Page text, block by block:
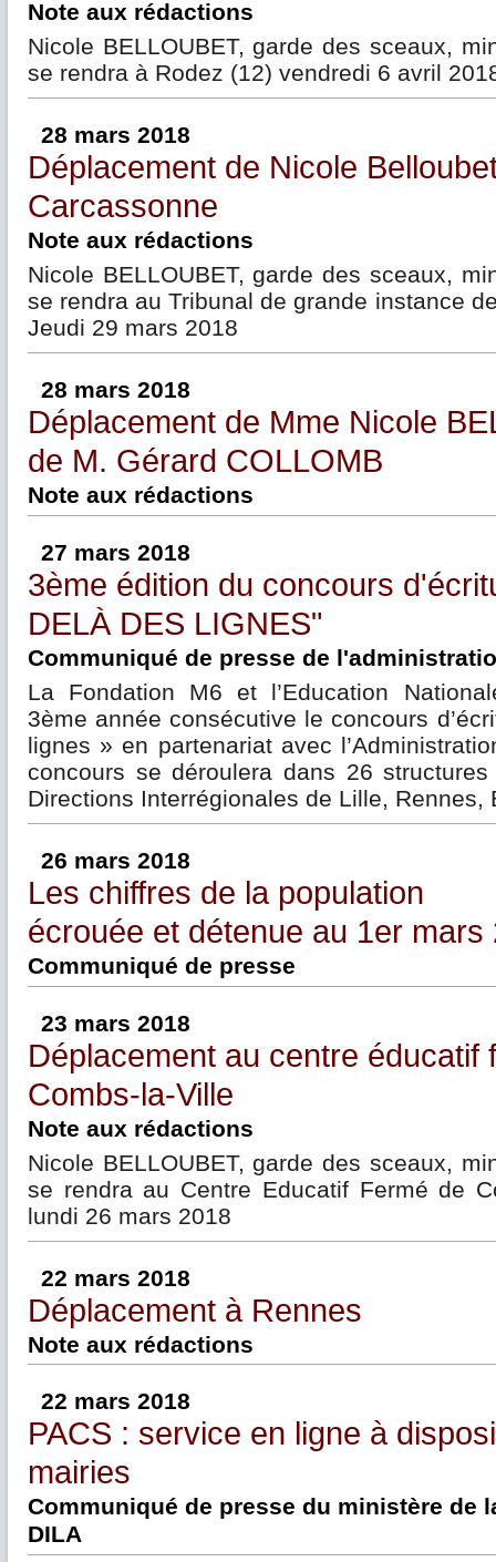
Note aux rédactions
Nicole BELLOUBET, garde des sceaux,
se rendra à Rodez (12) vendredi 6 avril
28 mars 2018
Déplacement de Nicole
Carcassonne
Note aux rédactions
Nicole BELLOUBET, garde des sceaux,
se rendra au Tribunal de grande instance
Jeudi 29 mars 2018
28 mars 2018
Déplacement de Mme Nicole
de M. Gérard COLLOMB
Note aux rédactions
27 mars 2018
3ème édition du concours
DELÀ DES LIGNES"
Communiqué de presse de
La Fondation M6 et l’Education
3ème année consécutive le concours
lignes » en partenariat avec
concours se déroulera dans 26
Directions Interrégionales de Lille, Rennes,
26 mars 2018
Les chiffres de la population
écrouée et détenue au 1er mars
Communiqué de presse
23 mars 2018
Déplacement au centre éducatif
Combs-la-Ville
Note aux rédactions
Nicole BELLOUBET, garde des sceaux,
se rendra au Centre Educatif Fermé de
lundi 26 mars 2018
22 mars 2018
Déplacement à Rennes
Note aux rédactions
22 mars 2018
PACS : service en ligne à
mairies
Communiqué de presse du ministère de
DILA